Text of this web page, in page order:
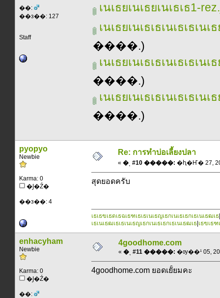
��:
��з��: 127
Staff
เนเธยเนเธยเนเธเธ1-
เนเธยเนเธเธเนเธเธเนเ
����.)
เนเธยเนเธเธเนเธเธเนเ
����.)
เนเธยเนเธเธเนเธเธเนเ
����.)
pyopyo
Newbie
Karma: 0
�Ϳ�Ź�
��з��: 4
Re: การทำบ่อเลี้ยงปลา
« �ͺ #10 �����: �ԧ�Ҥ� 27,
สุดยอดครับ
เธเธฃเธดเธฉเธฑเธเธเนเธญเธกเนเธเธกเธเนเธฒเธ|
เธเนเธฒเธเธเนเธญเธกเนเธเธกเธเนเธฒเธ|เธฃเธฑเ
enhacyham
Newbie
Karma: 0
�Ϳ�Ź�
��:
4goodhome.com
« �ͺ #11 �����: �ѹ��¹ 05,
4goodhome.com ยอดเยั้ยมคะ